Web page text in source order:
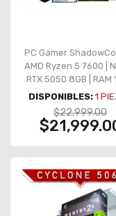
PC Gamer
AMD Ryzen 5 7600 |
RTX 5050 8GB | RAM
DDR5 | 1TB M.2 | 3
Ventiladores RGB
DISPONIBLES: 1
$22,999.00